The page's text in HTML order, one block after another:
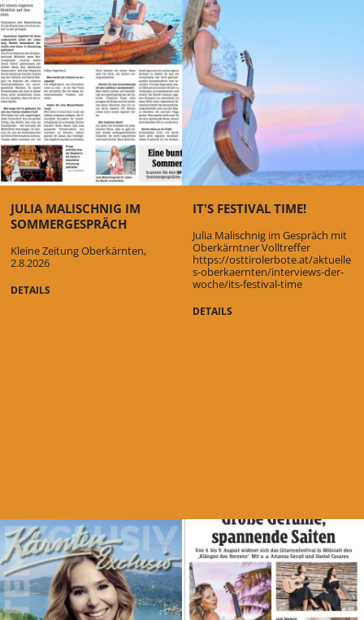
JULIA MALISCHNIG IM
SOMMERGESPRÄCH
Kleine Zeitung Oberkärnten,
2.8.2026
DETAILS
IT'S FESTIVAL TIME!
Julia Malischnig im Gespräch mit
Oberkärntner Volltreffer
https://osttirolerbote.at/aktuelle
s-oberkaernten/interviews-der-
woche/its-festival-time
DETAILS